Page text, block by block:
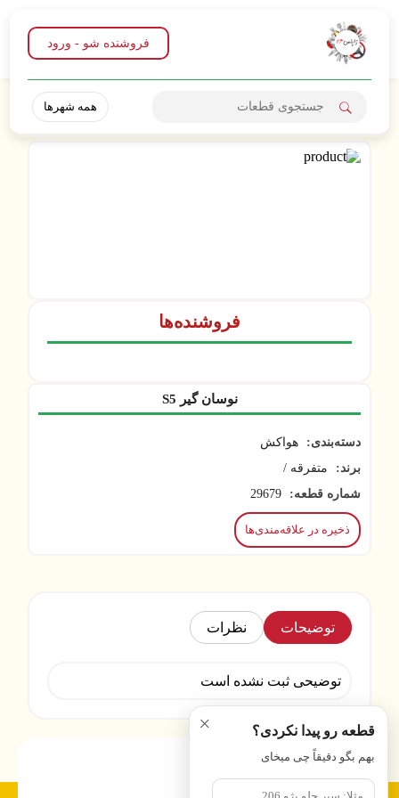
فروشنده شو - ورود
همه شهرها
× قطعه رو پیدا نکردی؟
بهم بگو دقیقاً چی میخای
نوسان گیر S5
دسته‌بندی:
هواکش
برند:
متفرقه /
شماره قطعه:
29679
ذخیره در علاقه‌مندی‌ها
فروشنده‌ها
توضیحات نظرات
توضیحی ثبت نشده است